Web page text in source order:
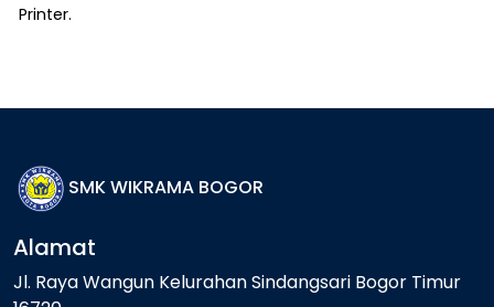
Printer.
SMK WIKRAMA BOGOR
Alamat
Jl. Raya Wangun Kelurahan Sindangsari Bogor Timur